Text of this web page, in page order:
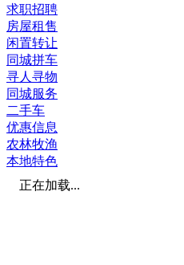
求职招聘
房屋租售
闲置转让
同城拼车
寻人寻物
同城服务
二手车
优惠信息
农林牧渔
本地特色
正在加载...